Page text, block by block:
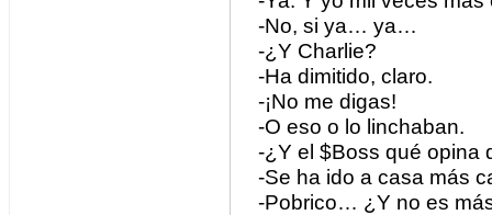
-No, si ya… ya…
-¿Y Charlie?
-Ha dimitido, claro.
-¡No me digas!
-O eso o lo linchaban.
-¿Y el $Boss qué opina
-Se ha ido a casa más
-Pobrico… ¿Y no es